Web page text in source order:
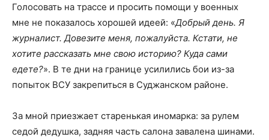
Голосовать на трассе и просить помощи у военных
мне не показалось хорошей идеей: «Добрый день. Я
журналист. Довезите меня, пожалуйста. Кстати, не
хотите рассказать мне свою историю? Куда сами
едете?». В те дни на границе усилились бои из-за
попыток ВСУ закрепиться в Суджанском районе.
За мной приезжает старенькая иномарка: за рулем
седой дедушка, задняя часть салона завалена шинами.